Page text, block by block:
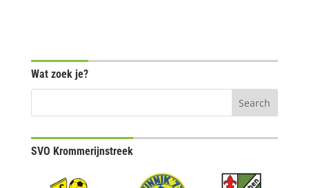
Wat zoek je?
SVO Krommerijnstreek